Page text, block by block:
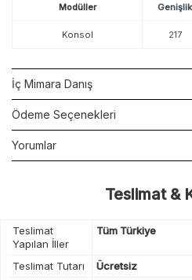
Modüller Genişlik
Konsol 217
İç Mimara Danış
Ödeme Seçenekleri
Yorumlar
Teslimat &
Teslimat
Yapılan İller
Tüm Türkiye
Teslimat Tutarı
Ücretsiz